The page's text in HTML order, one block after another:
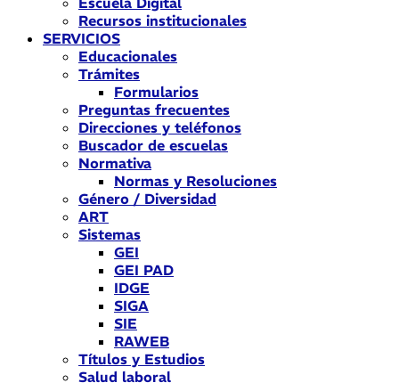
Recursos institucionales
SERVICIOS
Educacionales
Trámites
Formularios
Preguntas frecuentes
Direcciones y teléfonos
Buscador de escuelas
Normativa
Normas y Resoluciones
Género / Diversidad
ART
Sistemas
GEI
GEI PAD
IDGE
SIGA
SIE
RAWEB
Títulos y Estudios
Salud laboral